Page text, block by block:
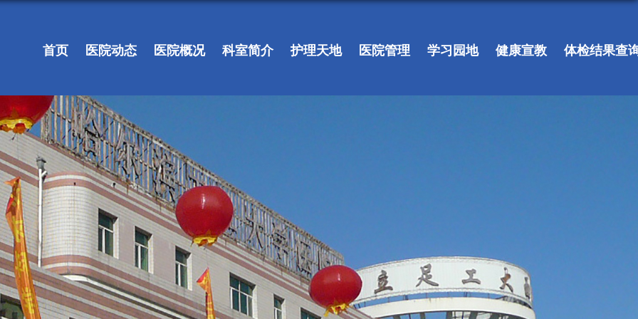
首页 医院动态 医院概况 科室简介 护理天地 医院管理 学习园地 健康宣教 体检结果查